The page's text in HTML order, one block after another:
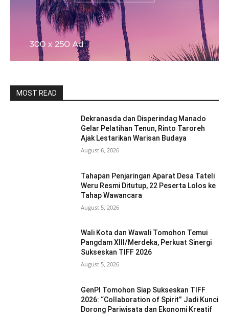
MOST READ
Dekranasda dan Disperindag Manado
Gelar Pelatihan Tenun, Rinto Taroreh
Ajak Lestarikan Warisan Budaya
August 6, 2026
Tahapan Penjaringan Aparat Desa Tateli
Weru Resmi Ditutup, 22 Peserta Lolos ke
Tahap Wawancara
August 5, 2026
Wali Kota dan Wawali Tomohon Temui
Pangdam XIII/Merdeka, Perkuat Sinergi
Sukseskan TIFF 2026
August 5, 2026
GenPI Tomohon Siap Sukseskan TIFF
2026: “Collaboration of Spirit” Jadi Kunci
Dorong Pariwisata dan Ekonomi Kreatif